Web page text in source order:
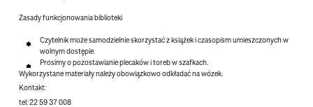
Zasady funkcjonowania biblioteki
Czytelnik może samodzielnie skorzystać z książek i czasopism umieszczonych w
wolnym dostępie.
Prosimy o pozostawianie plecaków i toreb w szafkach.
Wykorzystane materiały należy obowiązkowo odkładać na wózek.
Kontakt:
tel:22 59 37 008